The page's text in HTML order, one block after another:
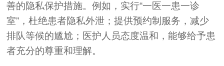
善的隐私保护措施。例如，实行“一医一患一诊
室”，杜绝患者隐私外泄；提供预约制服务，减少
排队等候的尴尬；医护人员态度温和，能够给予患
者充分的尊重和理解。